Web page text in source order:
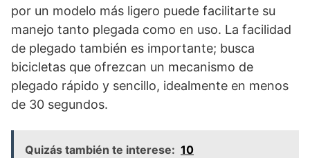
por un modelo más ligero puede facilitarte su
manejo tanto plegada como en uso. La facilidad
de plegado también es importante; busca
bicicletas que ofrezcan un mecanismo de
plegado rápido y sencillo, idealmente en menos
de 30 segundos.
Quizás también te interese: 10